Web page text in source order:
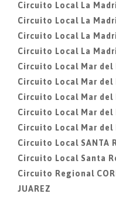
Circuito Local La
Circuito Local La
Circuito Local La
Circuito Local La
Circuito Local Mar del
Circuito Local Mar del
Circuito Local Mar del
Circuito Local Mar del
Circuito Local Mar del
Circuito Local SANTA
Circuito Local Santa
Circuito Regional
JUAREZ